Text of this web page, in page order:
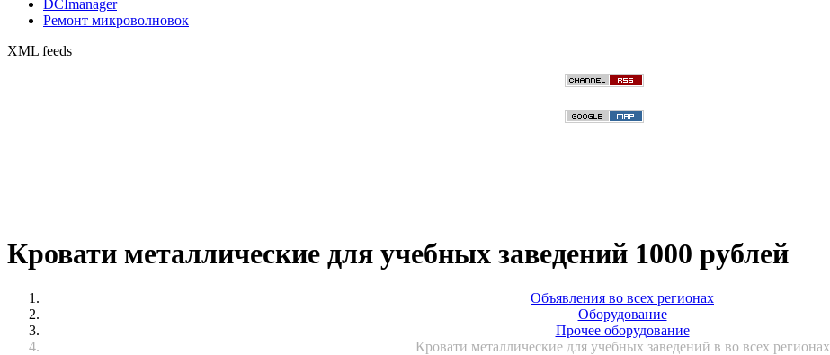
DCImanager
Ремонт микроволновок
XML feeds
Кровати металлические для учебных заведений 1000 рублей
Объявления во всех регионах
Оборудование
Прочее оборудование
Кровати металлические для учебных заведений в во всех регионах